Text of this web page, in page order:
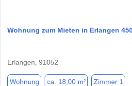
Wohnung zum Mieten in Erlangen
Erlangen, 91052
Wohnung ca. 18,00 m² Zimmer 1